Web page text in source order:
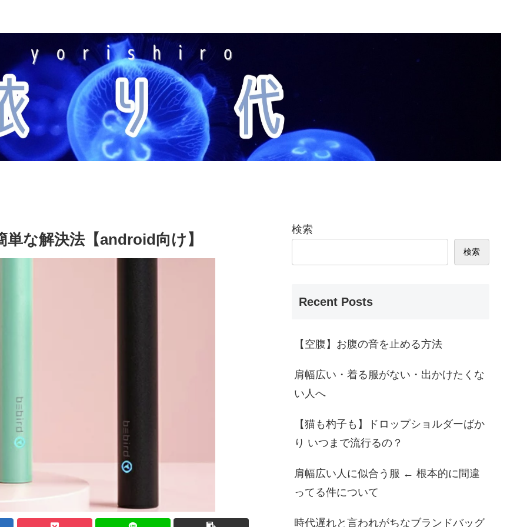
な解決法【android向け】
検索
検索
Recent Posts
【空腹】お腹の音を止める方法
肩幅広い・着る服がない・出かけたくな
い人へ
【猫も杓子も】ドロップショルダーばか
り いつまで流行るの？
肩幅広い人に似合う服 ← 根本的に間違
ってる件について
時代遅れと言われがちなブランドバッグ